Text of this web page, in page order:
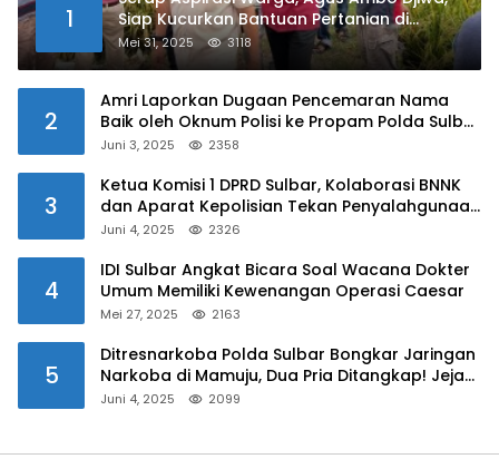
1
Siap Kucurkan Bantuan Pertanian di
Kalukku
Mei 31, 2025 3118
2
Amri Laporkan Dugaan Pencemaran Nama
Baik oleh Oknum Polisi ke Propam Polda Sulbar
Juni 3, 2025 2358
3
Ketua Komisi 1 DPRD Sulbar, Kolaborasi BNNK
dan Aparat Kepolisian Tekan Penyalahgunaan
Juni 4, 2025 2326
4
IDI Sulbar Angkat Bicara Soal Wacana Dokter
Umum Memiliki Kewenangan Operasi Caesar
Mei 27, 2025 2163
5
Ditresnarkoba Polda Sulbar Bongkar Jaringan
Narkoba di Mamuju, Dua Pria Ditangkap! Jejak
Juni 4, 2025 2099